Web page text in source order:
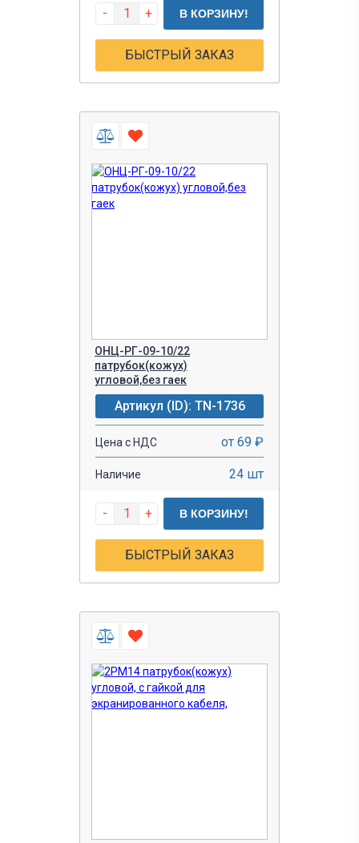
- + В КОРЗИНУ!
БЫСТРЫЙ ЗАКАЗ
ОНЦ-РГ-09-10/22
патрубок(кожух)
угловой,без гаек
Артикул (ID): TN-1736
Цена с НДС от 69 ₽
Наличие 24 шт
- + В КОРЗИНУ!
БЫСТРЫЙ ЗАКАЗ